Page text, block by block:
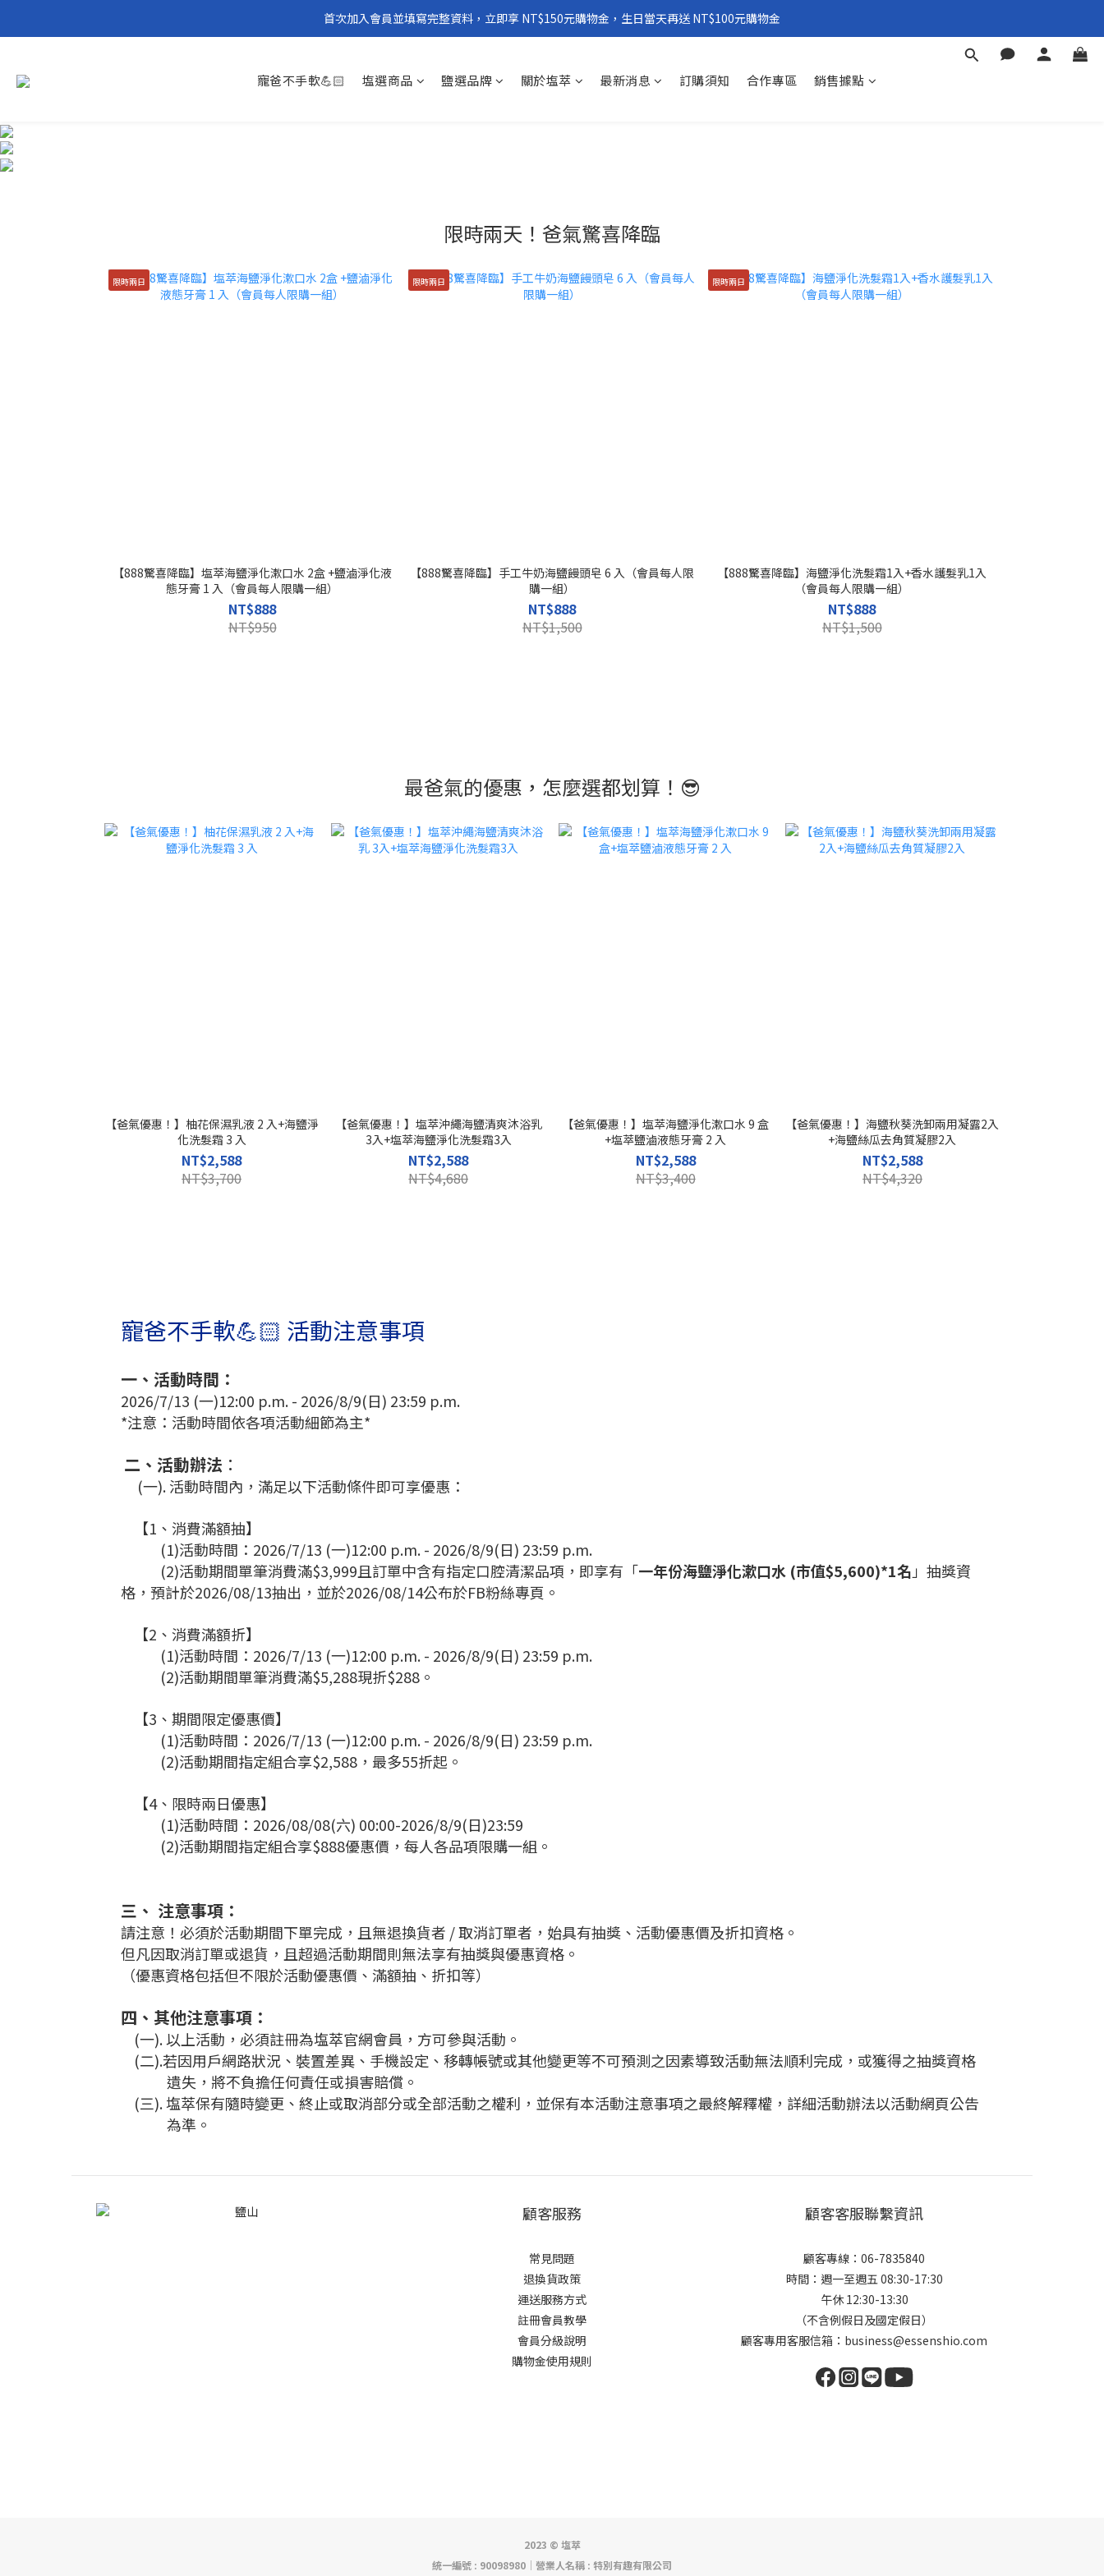
首次加入會員並填寫完整資料，立即享 NT$150元購物金，生日當天再送 NT$100元購物金
寵爸不手軟💪🏻 塩選商品 鹽選品牌 關於塩萃 最新消息 訂購須知 合作專區 銷售據點
限時兩天！爸氣驚喜降臨
限時兩日
【888驚喜降臨】塩萃海鹽淨化漱口水 2盒 +鹽滷淨化液
態牙膏 1 入（會員每人限購一組）
NT$888
NT$950
限時兩日
【888驚喜降臨】手工牛奶海鹽饅頭皂 6 入（會員每人限
購一組）
NT$888
NT$1,500
限時兩日
【888驚喜降臨】海鹽淨化洗髮霜1入+香水護髮乳1入
（會員每人限購一組）
NT$888
NT$1,500
最爸氣的優惠，怎麼選都划算！😎
【爸氣優惠！】柚花保濕乳液 2 入+海鹽淨
化洗髮霜 3 入
NT$2,588
NT$3,700
【爸氣優惠！】塩萃沖繩海鹽清爽沐浴乳
3入+塩萃海鹽淨化洗髮霜3入
NT$2,588
NT$4,680
【爸氣優惠！】塩萃海鹽淨化漱口水 9 盒
+塩萃鹽滷液態牙膏 2 入
NT$2,588
NT$3,400
【爸氣優惠！】海鹽秋葵洗卸兩用凝露2入
+海鹽絲瓜去角質凝膠2入
NT$2,588
NT$4,320
寵爸不手軟💪🏻 活動注意事項
一、活動時間：
2026/7/13 (一)12:00 p.m. - 2026/8/9(日) 23:59 p.m.
*注意：活動時間依各項活動細節為主*
二、活動辦法 ：
(一). 活動時間內，滿足以下活動條件即可享優惠：
【1、消費滿額抽】
(1)活動時間：2026/7/13 (一)12:00 p.m. - 2026/8/9(日) 23:59 p.m.
(2)活動期間單筆消費滿$3,999且訂單中含有指定口腔清潔品項，即享有 「一年份海鹽淨化漱口水 (市值$5,600)*1名 」 抽獎資
格，預計於2026/08/13抽出，並於2026/08/14公布於FB粉絲專頁。
【2、消費滿額折】
(1)活動時間：2026/7/13 (一)12:00 p.m. - 2026/8/9(日) 23:59 p.m.
(2)活動期間單筆消費滿$5,288現折$288。
【3、期間限定優惠價】
(1)活動時間：2026/7/13 (一)12:00 p.m. - 2026/8/9(日) 23:59 p.m.
(2)活動期間指定組合享$2,588，最多55折起。
【4、限時兩日優惠】
(1)活動時間：2026/08/08(六) 00:00-2026/8/9(日)23:59
(2)活動期間指定組合享$888優惠價，每人各品項限購一組。
三、 注意事項：
請注意！必須於活動期間下單完成，且無退換貨者 / 取消訂單者，始具有抽獎、活動優惠價及折扣資格。
但凡因取消訂單或退貨，且超過活動期間則無法享有抽獎與優惠資格。
（優惠資格包括但不限於活動優惠價、滿額抽、折扣等）
四、其他注意事項：
(一). 以上活動，必須註冊為塩萃官網會員，方可參與活動。
(二).若因用戶網路狀況、裝置差異、手機設定、移轉帳號或其他變更等不可預測之因素導致活動無法順利完成，或獲得之抽獎資格
遺失，將不負擔任何責任或損害賠償。
(三). 塩萃保有隨時變更、終止或取消部分或全部活動之權利，並保有本活動注意事項之最終解釋權，詳細活動辦法以活動網頁公告
為準。
顧客服務
常見問題
退換貨政策
運送服務方式
註冊會員教學
會員分級說明
購物金使用規則
顧客客服聯繫資訊
顧客專線：06-7835840
時間：週一至週五 08:30-17:30
午休 12:30-13:30
（不含例假日及國定假日）
顧客專用客服信箱：business@essenshio.com
2023 © 塩萃
統一編號 : 90098980│營業人名稱 : 特別有趣有限公司